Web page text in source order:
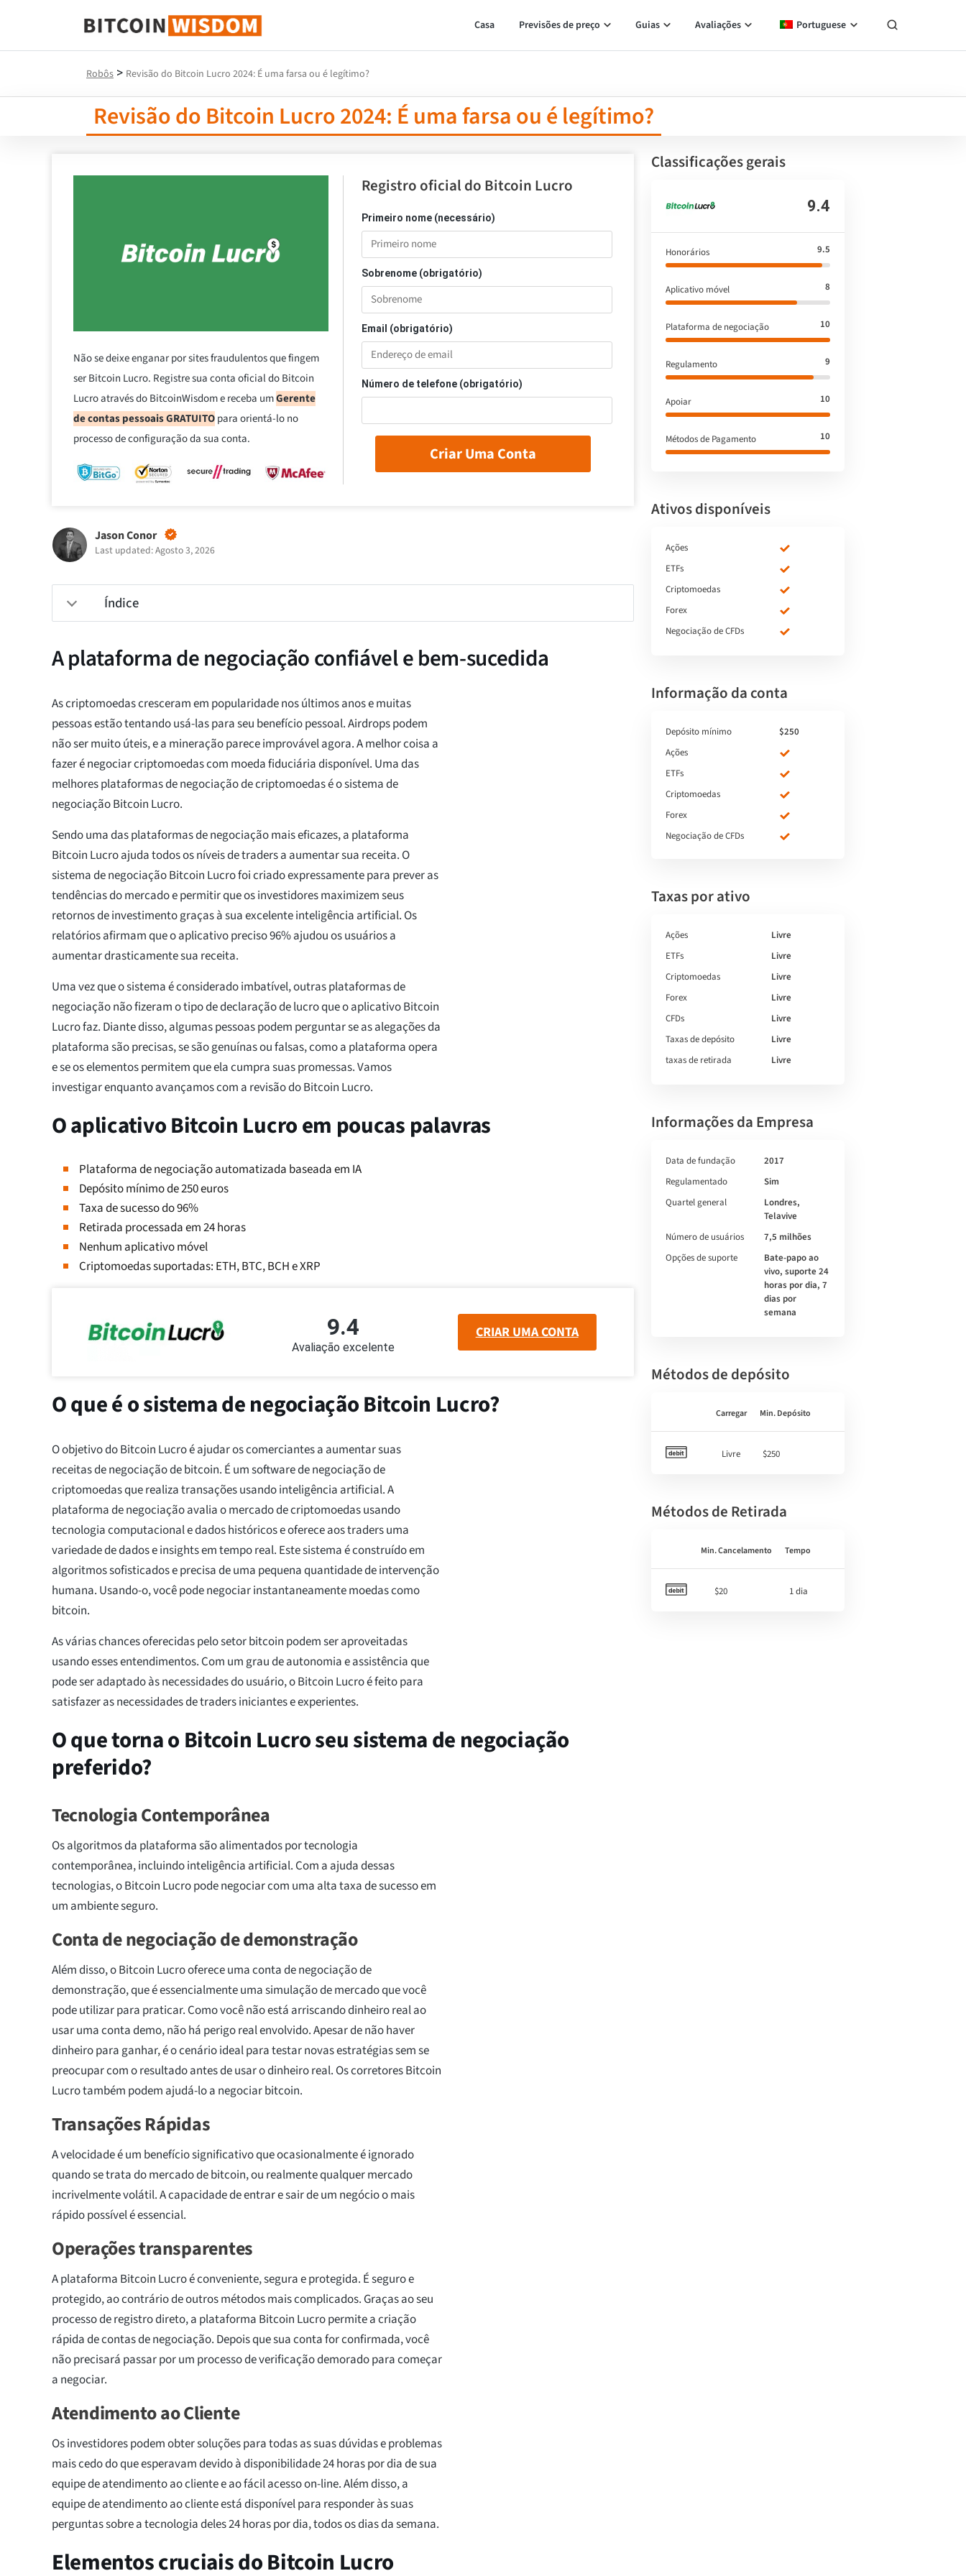
Sabedoria do Bitcoin
Casa Previsões de preço Guias Avaliações Portuguese
Robôs > Revisão do Bitcoin Lucro 2024: É uma farsa ou é legítimo?
Revisão do Bitcoin Lucro 2024: É uma farsa ou é legítimo?
Não se deixe enganar por sites fraudulentos que fingem
ser Bitcoin Lucro. Registre sua conta oficial do Bitcoin
Lucro através do BitcoinWisdom e receba umGerente
de contas pessoais GRATUITOpara orientá-lo no
processo de configuração da sua conta.
Registro oficial do Bitcoin Lucro
Primeiro nome (necessário)
Sobrenome (obrigatório)
Email (obrigatório)
Número de telefone (obrigatório)
Criar Uma Conta
Jason Conor
Last updated: Agosto 3, 2026
Índice
A plataforma de negociação confiável e bem-sucedida
As criptomoedas cresceram em popularidade nos últimos anos e muitas
pessoas estão tentando usá-las para seu benefício pessoal. Airdrops podem
não ser muito úteis, e a mineração parece improvável agora. A melhor coisa a
fazer é negociar criptomoedas com moeda fiduciária disponível. Uma das
melhores plataformas de negociação de criptomoedas é o sistema de
negociação Bitcoin Lucro.
Sendo uma das plataformas de negociação mais eficazes, a plataforma
Bitcoin Lucro ajuda todos os níveis de traders a aumentar sua receita. O
sistema de negociação Bitcoin Lucro foi criado expressamente para prever as
tendências do mercado e permitir que os investidores maximizem seus
retornos de investimento graças à sua excelente inteligência artificial. Os
relatórios afirmam que o aplicativo preciso 96% ajudou os usuários a
aumentar drasticamente sua receita.
Uma vez que o sistema é considerado imbatível, outras plataformas de
negociação não fizeram o tipo de declaração de lucro que o aplicativo Bitcoin
Lucro faz. Diante disso, algumas pessoas podem perguntar se as alegações da
plataforma são precisas, se são genuínas ou falsas, como a plataforma opera
e se os elementos permitem que ela cumpra suas promessas. Vamos
investigar enquanto avançamos com a revisão do Bitcoin Lucro.
O aplicativo Bitcoin Lucro em poucas palavras
Plataforma de negociação automatizada baseada em IA
Depósito mínimo de 250 euros
Taxa de sucesso do 96%
Retirada processada em 24 horas
Nenhum aplicativo móvel
Criptomoedas suportadas: ETH, BTC, BCH e XRP
9.4
Avaliação excelente
CRIAR UMA CONTA
O que é o sistema de negociação Bitcoin Lucro?
O objetivo do Bitcoin Lucro é ajudar os comerciantes a aumentar suas
receitas de negociação de bitcoin. É um software de negociação de
criptomoedas que realiza transações usando inteligência artificial. A
plataforma de negociação avalia o mercado de criptomoedas usando
tecnologia computacional e dados históricos e oferece aos traders uma
variedade de dados e insights em tempo real. Este sistema é construído em
algoritmos sofisticados e precisa de uma pequena quantidade de intervenção
humana. Usando-o, você pode negociar instantaneamente moedas como
bitcoin.
As várias chances oferecidas pelo setor bitcoin podem ser aproveitadas
usando esses entendimentos. Com um grau de autonomia e assistência que
pode ser adaptado às necessidades do usuário, o Bitcoin Lucro é feito para
satisfazer as necessidades de traders iniciantes e experientes.
O que torna o Bitcoin Lucro seu sistema de negociação
preferido?
Tecnologia Contemporânea
Os algoritmos da plataforma são alimentados por tecnologia
contemporânea, incluindo inteligência artificial. Com a ajuda dessas
tecnologias, o Bitcoin Lucro pode negociar com uma alta taxa de sucesso em
um ambiente seguro.
Conta de negociação de demonstração
Além disso, o Bitcoin Lucro oferece uma conta de negociação de
demonstração, que é essencialmente uma simulação de mercado que você
pode utilizar para praticar. Como você não está arriscando dinheiro real ao
usar uma conta demo, não há perigo real envolvido. Apesar de não haver
dinheiro para ganhar, é o cenário ideal para testar novas estratégias sem se
preocupar com o resultado antes de usar o dinheiro real. Os corretores Bitcoin
Lucro também podem ajudá-lo a negociar bitcoin.
Transações Rápidas
A velocidade é um benefício significativo que ocasionalmente é ignorado
quando se trata do mercado de bitcoin, ou realmente qualquer mercado
incrivelmente volátil. A capacidade de entrar e sair de um negócio o mais
rápido possível é essencial.
Operações transparentes
A plataforma Bitcoin Lucro é conveniente, segura e protegida. É seguro e
protegido, ao contrário de outros métodos mais complicados. Graças ao seu
processo de registro direto, a plataforma Bitcoin Lucro permite a criação
rápida de contas de negociação. Depois que sua conta for confirmada, você
não precisará passar por um processo de verificação demorado para começar
a negociar.
Atendimento ao Cliente
Os investidores podem obter soluções para todas as suas dúvidas e problemas
mais cedo do que esperavam devido à disponibilidade 24 horas por dia de sua
equipe de atendimento ao cliente e ao fácil acesso on-line. Além disso, a
equipe de atendimento ao cliente está disponível para responder às suas
perguntas sobre a tecnologia deles 24 horas por dia, todos os dias da semana.
Elementos cruciais do Bitcoin Lucro
Classificações gerais
9.4
Honorários 9.5
Aplicativo móvel 8
Plataforma de negociação 10
Regulamento 9
Apoiar 10
Métodos de Pagamento 10
Ativos disponíveis
Ações
ETFs
Criptomoedas
Forex
Negociação de CFDs
Informação da conta
Depósito mínimo
$250
Ações
ETFs
Criptomoedas
Forex
Negociação de CFDs
Taxas por ativo
Ações
Livre
ETFs
Livre
Criptomoedas
Livre
Forex
Livre
CFDs
Livre
Taxas de depósito
Livre
taxas de retirada
Livre
Informações da Empresa
Data de fundação
2017
Regulamentado
Sim
Quartel general
Londres,
Telavive
Número de usuários
7,5 milhões
Opções de suporte
Bate-papo ao
vivo, suporte 24
horas por dia, 7
dias por
semana
Métodos de depósito
Carregar Min. Depósito
Livre $250
Métodos de Retirada
Min. Cancelamento Tempo
$20 1 dia